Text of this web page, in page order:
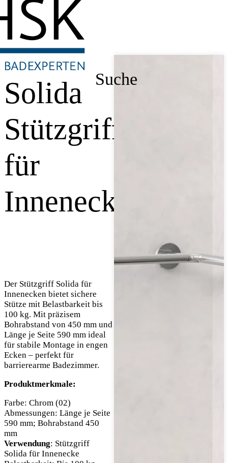
Suche
Solida
Stützgriff,
für
Innenecke
Der Stützgriff Solida für
Innenecken bietet sichere
Stütze mit Belastbarkeit bis
100 kg. Mit präzisem
Bohrabstand von 450 mm und
Länge je Seite 590 mm ideal
für stabile Montage in engen
Ecken – perfekt für
barrierearme Badezimmer.
Produktmerkmale:
Farbe: Chrom (02)
Abmessungen: Länge je Seite
590 mm; Bohrabstand 450
mm
Verwendung: Stützgriff
Solida für Innenecke